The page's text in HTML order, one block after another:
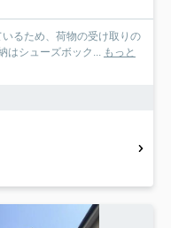
るため、荷物の受け取りの
はシューズボック... もっと